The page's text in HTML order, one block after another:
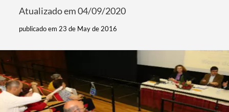
Atualizado em 04/09/2020
publicado em 23 de May de 2016